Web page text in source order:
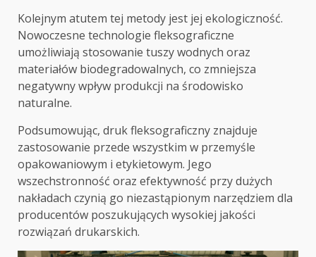
Kolejnym atutem tej metody jest jej ekologiczność.
Nowoczesne technologie fleksograficzne
umożliwiają stosowanie tuszy wodnych oraz
materiałów biodegradowalnych, co zmniejsza
negatywny wpływ produkcji na środowisko
naturalne.
Podsumowując, druk fleksograficzny znajduje
zastosowanie przede wszystkim w przemyśle
opakowaniowym i etykietowym. Jego
wszechstronność oraz efektywność przy dużych
nakładach czynią go niezastąpionym narzędziem dla
producentów poszukujących wysokiej jakości
rozwiązań drukarskich.